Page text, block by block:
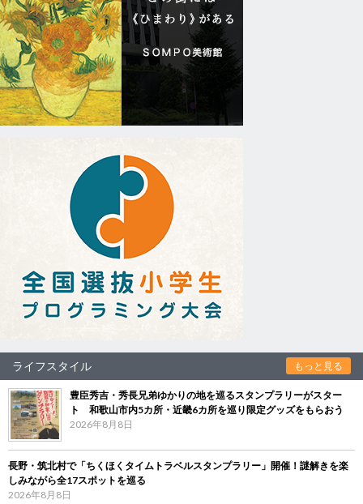
ライフスタイル もっと見る
豊臣秀吉・秀長兄弟ゆかりの地を巡るスタンプラリーがスター
ト 和歌山市内5カ所・近畿6カ所を巡り限定グッズをもらおう
2026年8月8日
長野・筑北村で「ちくほくタイムトラベルスタンプラリー」開催！謎解きを楽
しみながら全17スポットを巡る
2026年8月8日